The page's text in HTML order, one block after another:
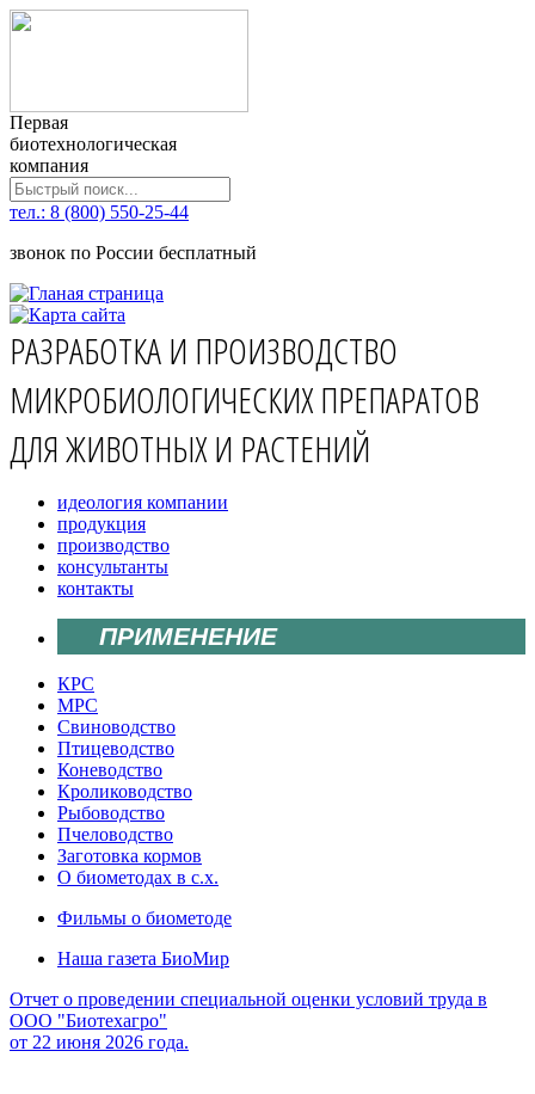
Первая
биотехнологическая
компания
тел.: 8 (800) 550-25-44
звонок по России бесплатный
РАЗРАБОТКА И ПРОИЗВОДСТВО
МИКРОБИОЛОГИЧЕСКИХ ПРЕПАРАТОВ
ДЛЯ ЖИВОТНЫХ И РАСТЕНИЙ
идеология компании
продукция
производство
консультанты
контакты
ПРИМЕНЕНИЕ
КРС
МРС
Свиноводство
Птицеводство
Коневодство
Кролиководство
Рыбоводство
Пчеловодство
Заготовка кормов
О биометодах в с.х.
Фильмы о биометоде
Наша газета БиоМир
Отчет о проведении специальной оценки условий труда в
ООО "Биотехагро"
от 22 июня 2026 года.